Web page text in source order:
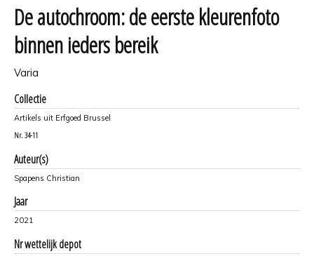
De autochroom: de eerste kleurenfoto
binnen ieders bereik
Varia
Collectie
Artikels uit Erfgoed Brussel
Nr. 34-11
Auteur(s)
Spapens Christian
Jaar
2021
Nr wettelijk depot